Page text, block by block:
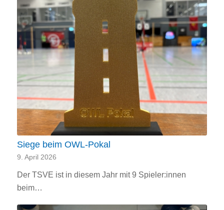
Siege beim OWL-Pokal
9. April 2026
Der TSVE ist in diesem Jahr mit 9 Spieler:innen
beim…